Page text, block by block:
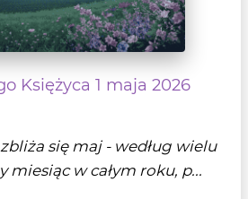
Księżyca 1 maja 2026
się maj - według wielu
miesiąc w całym roku, p...